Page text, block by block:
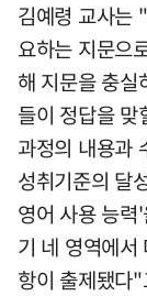
김예령 교사는
요하는 지문으
해 지문을 충실
들이 정답을
과정의 내용과
성취기준의 달
영어 사용 능
기 네 영역에서
항이 출제됐다